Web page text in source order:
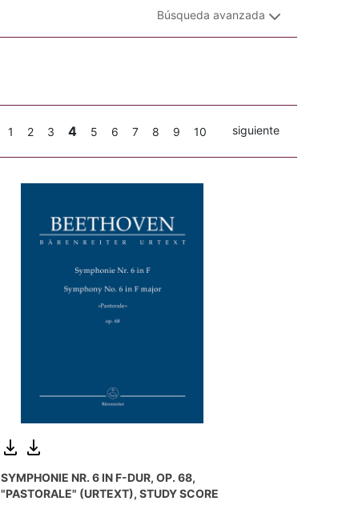
Búsqueda avanzada
1 2 3 4 5 6 7 8 9 10 siguiente
SYMPHONIE NR. 6 IN F-DUR, OP. 68,
"PASTORALE" (URTEXT), STUDY SCORE